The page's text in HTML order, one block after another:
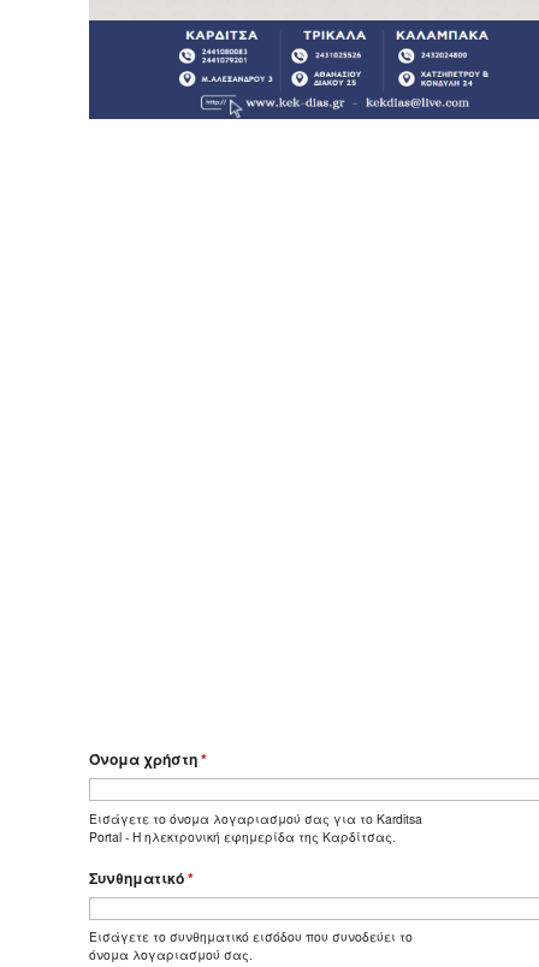
Όνομα χρήστη*
Εισάγετε το όνομα λογαριασμού σας για το Karditsa
Portal - Η ηλεκτρονική εφημερίδα της Καρδίτσας.
Συνθηματικό*
Εισάγετε το συνθηματικό εισόδου που συνοδεύει το
όνομα λογαριασμού σας.